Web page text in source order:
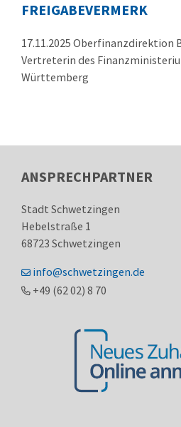
FREIGABEVERMERK
17.11.2025 Oberfinanzdirektion
Vertreterin des
Württemberg
ANSPRECHPARTNER
Stadt Schwetzingen
Hebelstraße 1
68723 Schwetzingen
info@schwetzingen.de
+49 (6202) 8 70